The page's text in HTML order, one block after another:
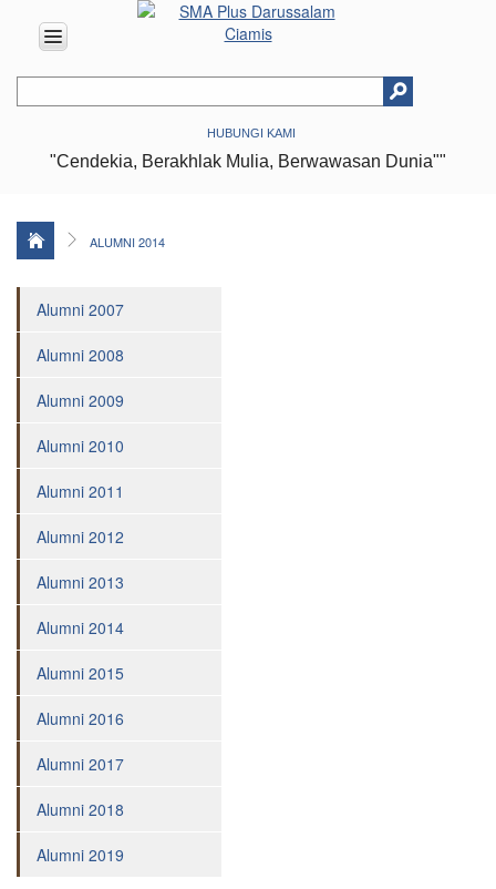
HUBUNGI KAMI
"Cendekia, Berakhlak Mulia, Berwawasan Dunia""
HOME
Mission
Organizational
Facilities
Achievments
Penguatan
TEAM
Adviser
Administration
Staff
ALUMNI 2014
Alumni 2007
Alumni 2008
Alumni 2009
Alumni 2010
Alumni 2011
Alumni 2012
Alumni 2013
Alumni 2014
Alumni 2015
Alumni 2016
Alumni 2017
Alumni 2018
Alumni 2019